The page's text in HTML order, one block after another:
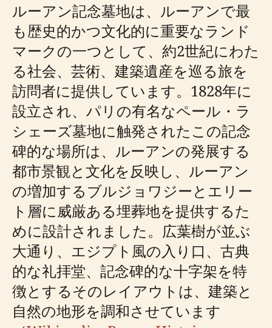
ルーアン記念墓地は、ルーアンで最
も歴史的かつ文化的に重要なランド
マークの一つとして、約2世紀にわた
る社会、芸術、建築遺産を巡る旅を
訪問者に提供しています。1828年に
設立され、パリの有名なペール・ラ
シェーズ墓地に触発されたこの記念
碑的な場所は、ルーアンの発展する
都市景観と文化を反映し、ルーアン
の増加するブルジョワジーとエリー
ト層に威厳ある埋葬地を提供するた
めに設計されました。広葉樹が並ぶ
大通り、エジプト風の入り口、古典
的な礼拝堂、記念碑的な十字架を特
徴とするそのレイアウトは、建築と
自然の地形を調和させています